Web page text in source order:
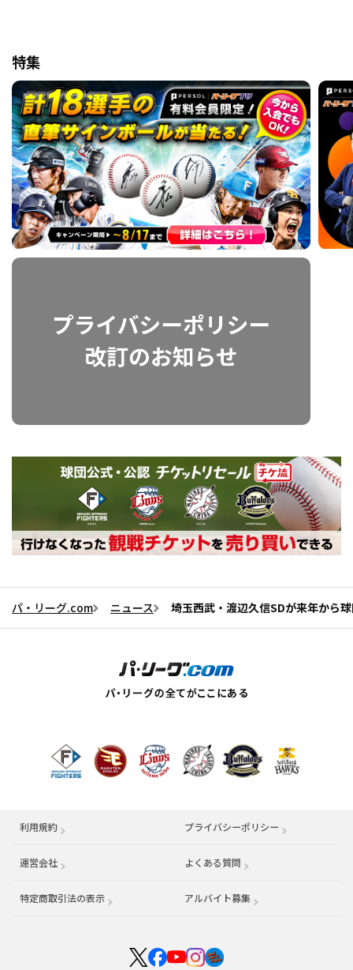
特集
パ・リーグ.com ニュース 埼玉西武・渡辺久信SDが来年から
利用規約 プライバシーポリシー
運営会社 （別ウィンドウで開く） よくある質問
特定商取引法の表示 アルバイト募集 （別ウィンドウで開く